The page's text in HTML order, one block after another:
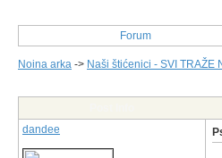
Forum
Noina arka -> Naši štićenici - SVI TRAŽE
dandee